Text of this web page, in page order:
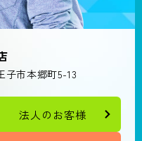
子市本郷町5-13
法人のお客様